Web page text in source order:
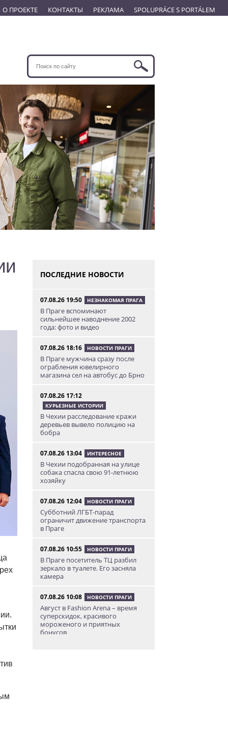
О ПРОЕКТЕ КОНТАКТЫ РЕКЛАМА SPOLUPRÁCE S PORTÁLEM
ПОСЛЕДНИЕ НОВОСТИ
07.08.26 19:50 НЕЗНАКОМАЯ ПРАГА
В Праге вспоминают
сильнейшее наводнение 2002
года: фото и видео
07.08.26 18:16 НОВОСТИ ПРАГИ
В Праге мужчина сразу после
ограбления ювелирного
магазина сел на автобус до Брно
07.08.26 17:12
КУРЬЕЗНЫЕ ИСТОРИИ
В Чехии расследование кражи
деревьев вывело полицию на
бобра
07.08.26 13:04 ИНТЕРЕСНОЕ
В Чехии подобранная на улице
собака спасла свою 91-летнюю
хозяйку
07.08.26 12:04 НОВОСТИ ПРАГИ
Субботний ЛГБТ-парад
ограничит движение транспорта
в Праге
07.08.26 10:55 НОВОСТИ ПРАГИ
В Праге посетитель ТЦ разбил
зеркало в туалете. Его засняла
камера
07.08.26 10:08 НОВОСТИ ПРАГИ
Август в Fashion Arena – время
суперскидок, красивого
мороженого и приятных
бонусов